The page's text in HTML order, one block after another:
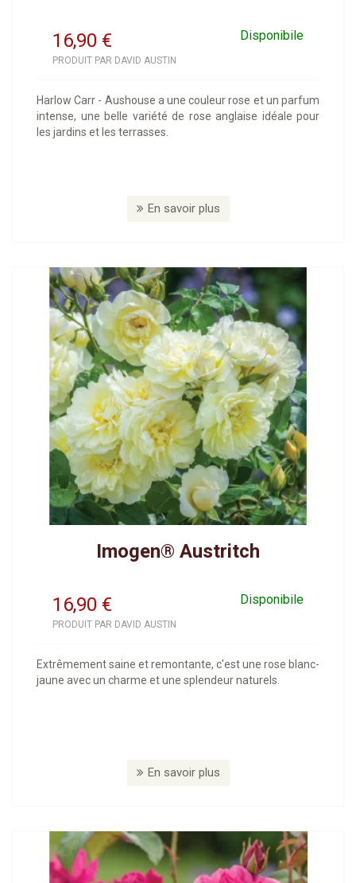
16,90 Disponibile
€
PRODUIT PAR DAVID AUSTIN
Harlow Carr - Aushouse a une couleur rose et un parfum
intense, une belle variété de rose anglaise idéale pour
les jardins et les terrasses.
En savoir plus
Imogen® Austritch
16,90 Disponibile
€
PRODUIT PAR DAVID AUSTIN
Extrêmement saine et remontante, c'est une rose blanc-
jaune avec un charme et une splendeur naturels.
En savoir plus